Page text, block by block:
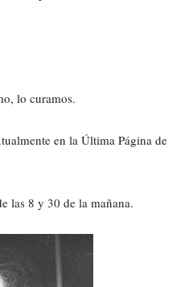
lo curamos.
en la Última Página de
las 8 y 30 de la mañana.